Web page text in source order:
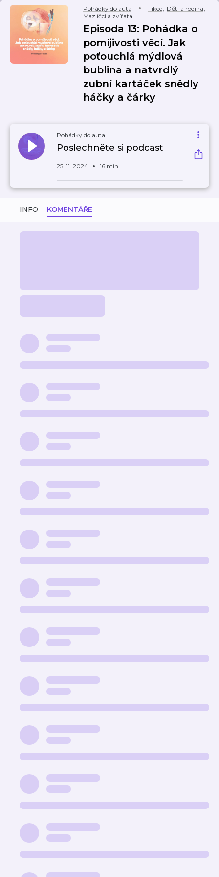
Pohádky do auta Fikce, Děti a rodina,
Mazlíčci a zvířata
Episoda 13: Pohádka o
pomíjivosti věcí. Jak
poťouchlá mýdlová
bublina a natvrdlý
zubní kartáček snědly
háčky a čárky
Pohádky do auta
Poslechněte si podcast
25. 11. 2024 16 min
INFO KOMENTÁŘE